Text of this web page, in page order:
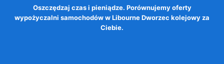
Oszczędzaj czas i pieniądze. Porównujemy oferty
wypożyczalni samochodów w Libourne Dworzec kolejowy za
Ciebie.